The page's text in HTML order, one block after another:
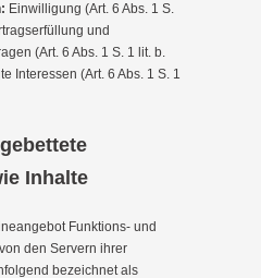
Einwilligung (Art. 6 Abs. 1 S.
und
(Art. 6 Abs. 1 S. 1 lit. b.
Interessen (Art. 6 Abs. 1 S. 1
Inhalte
Funktions- und
den Servern ihrer
bezeichnet als